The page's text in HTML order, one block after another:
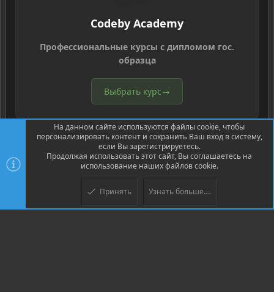
Codeby Academy
Профессиональные курсы с дипломом гос.
образца
Выбрать курс→
Community platform by XenForo ® © 2010-2026 XenForo Ltd.
© Jason Axelrod of 8WAYRUN
На данном сайте используются файлы cookie, чтобы
персонализировать контент и сохранить Ваш вход в систему,
если Вы зарегистрируетесь.
Продолжая использовать этот сайт, Вы соглашаетесь на
использование наших файлов cookie.
Принять Узнать больше....